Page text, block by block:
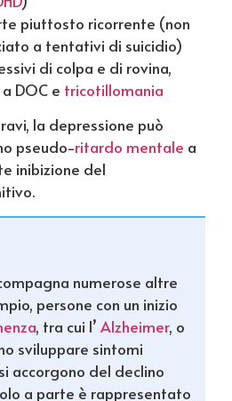
piuttosto ricorrente (non
a tentativi di suicidio)
di colpa e di rovina,
DOC e tricotillomania
la depressione può
pseudo-ritardo mentale a
inibizione del
numerose altre
persone con un inizio
, tra cui l’ Alzheimer, o
sviluppare sintomi
accorgono del declino
a parte è rappresentato